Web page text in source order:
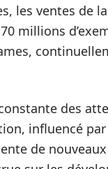
les ventes de
millions
des
influencé
de